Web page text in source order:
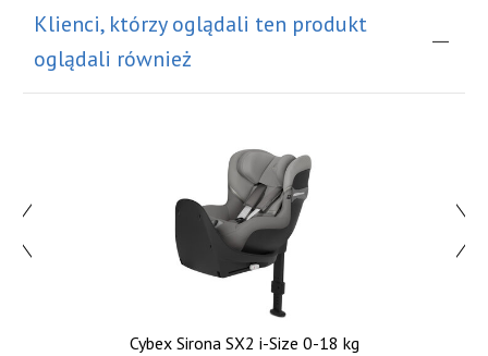
Klienci, którzy oglądali ten produkt
oglądali również
Cybex Sirona SX2 i-Size 0-18 kg